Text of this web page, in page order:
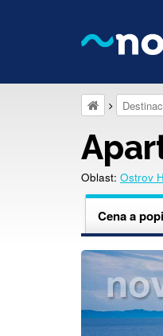
Oblast: Ostrov
Cena a